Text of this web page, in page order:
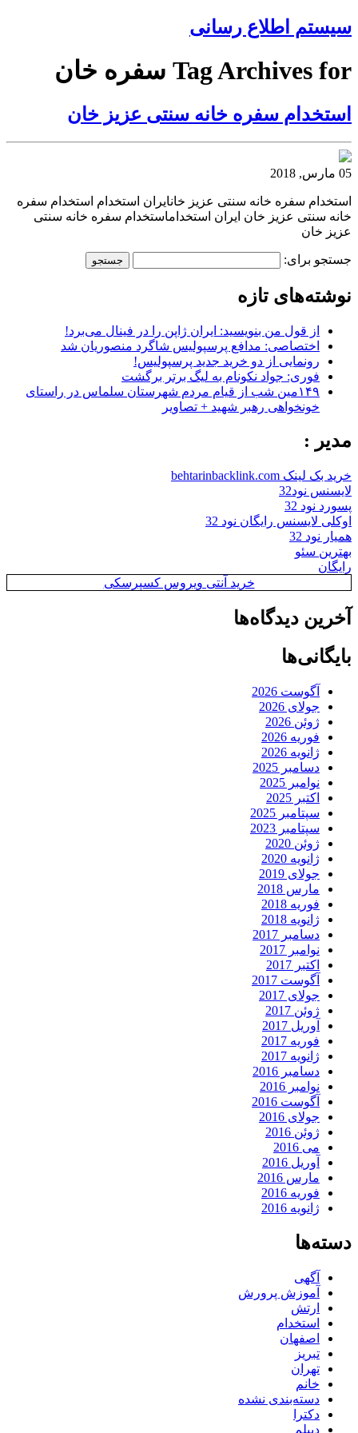
سیستم اطلاع رسانی
Tag Archives for سفره خان
استخدام سفره خانه سنتی عزیز خان
05 مارس, 2018
استخدام سفره خانه سنتی عزیز خانایران استخدام استخدام سفره
خانه سنتی عزیز خان ایران استخداماستخدام سفره خانه سنتی
عزیز خان
جستجو برای:
نوشته‌های تازه
از قول من بنویسید: ایران ژاپن را در فینال می‌برد!
اختصاصی: مدافع پرسپولیس شاگرد منصوریان شد
رونمایی از دو خرید جدید پرسپولیس!
فوری: جواد نکونام به لیگ برتر برگشت
۱۴۹مین شب از قیام مردم شهرستان سلماس در راستای
خونخواهی رهبر شهید + تصاویر
مدیر :
خرید بک لینک behtarinbacklink.com
لایسنس نود32
پسورد نود 32
اوکلی لایسنس رایگان نود 32
همیار نود 32
بهترین سئو
رایگان
خرید آنتی ویروس کسپرسکی
آخرین دیدگاه‌ها
بایگانی‌ها
آگوست 2026
جولای 2026
ژوئن 2026
فوریه 2026
ژانویه 2026
دسامبر 2025
نوامبر 2025
اکتبر 2025
سپتامبر 2025
سپتامبر 2023
ژوئن 2020
ژانویه 2020
جولای 2019
مارس 2018
فوریه 2018
ژانویه 2018
دسامبر 2017
نوامبر 2017
اکتبر 2017
آگوست 2017
جولای 2017
ژوئن 2017
آوریل 2017
فوریه 2017
ژانویه 2017
دسامبر 2016
نوامبر 2016
آگوست 2016
جولای 2016
ژوئن 2016
می 2016
آوریل 2016
مارس 2016
فوریه 2016
ژانویه 2016
دسته‌ها
آگهی
آموزش پرورش
ارتش
استخدام
اصفهان
تبریز
تهران
خانم
دسته‌بندی نشده
دکترا
دیپلم